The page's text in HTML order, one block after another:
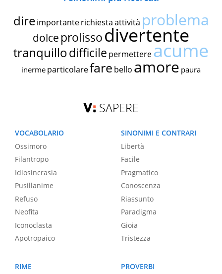
dire importante richiestaattività problema
dolce prolissodivertente
tranquillodifficile permettereacume
inerme particolarefare bello amore paura
SAPERE
VOCABOLARIO
Ossimoro
Filantropo
Idiosincrasia
Pusillanime
Refuso
Neofita
Iconoclasta
Apotropaico
SINONIMI E CONTRARI
Libertà
Facile
Pragmatico
Conoscenza
Riassunto
Paradigma
Gioia
Tristezza
RIME
PROVERBI